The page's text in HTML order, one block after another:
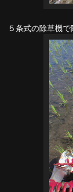
５条式の除草機で